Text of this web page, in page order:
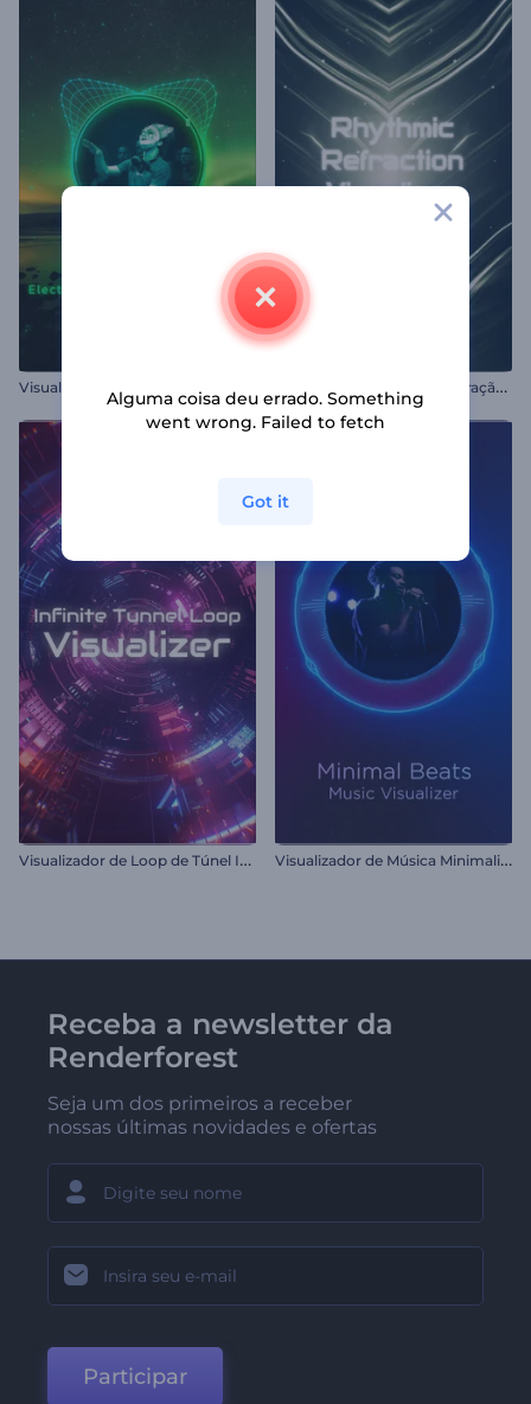
Visualizador Electro-Dubstep V
isualizador de Áudio - Refração Rítmica
V
isualizador de Loop de Túnel Infinito. V
isualizador de Música Minimalista de Batidas
Receba a newsletter da
Renderforest
Seja um dos primeiros a receber
nossas últimas novidades e ofertas
Participar
Alguma coisa deu errado. Something
went wrong. Failed to fetch
Got it